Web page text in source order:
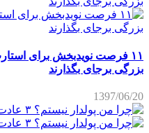
۱۱ فرصت نویدبخش برای
بزرگی برجای بگذارند
1397/06/20